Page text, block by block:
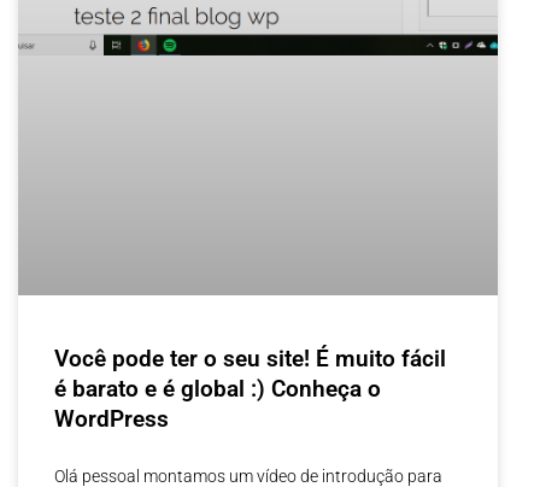
Você pode ter o seu site! É muito fácil
é barato e é global :) Conheça o
WordPress
Olá pessoal montamos um vídeo de introdução para